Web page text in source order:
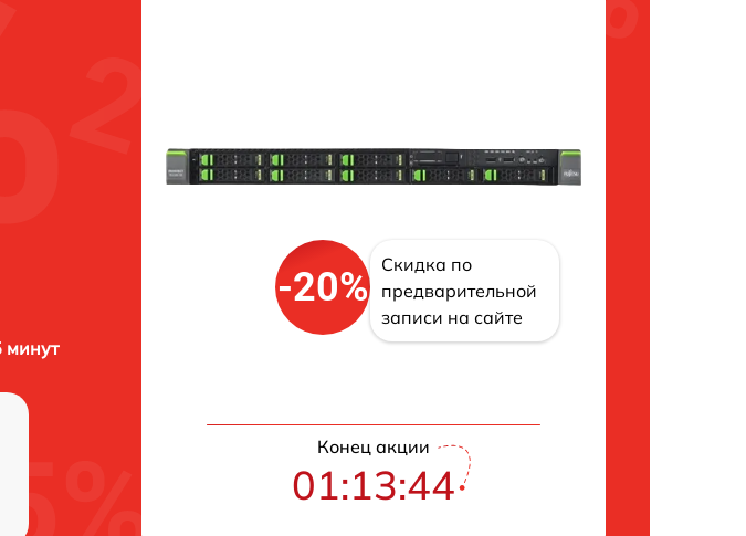
минут
-20%
Скидка по
предварительной
записи на сайте
Конец акции
01:13:43